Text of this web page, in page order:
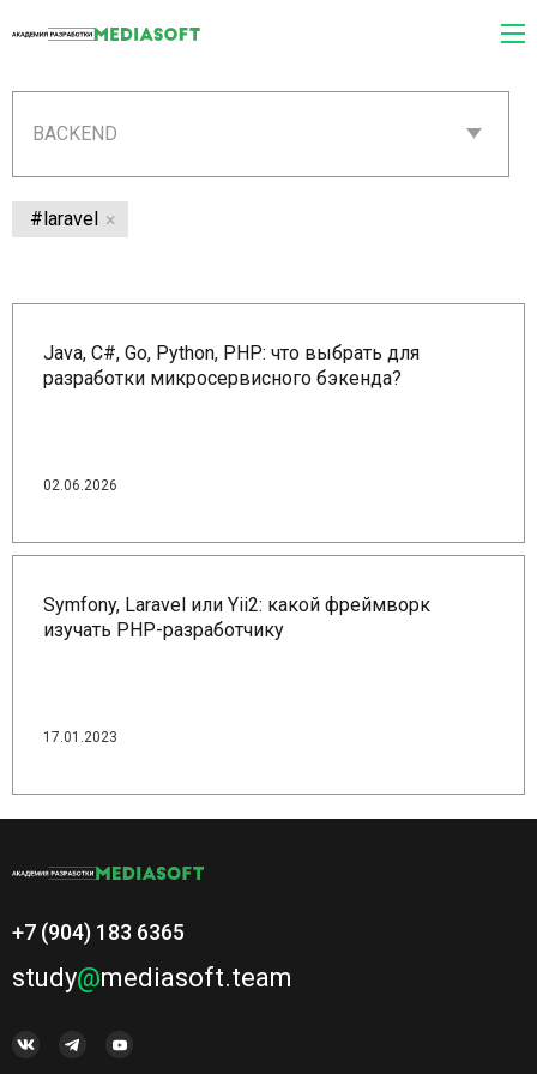
BACKEND
#laravel
Java, C#, Go, Python, PHP: что выбрать для
разработки микросервисного бэкенда?
02.06.2026
Symfony, Laravel или Yii2: какой фреймворк
изучать PHP-разработчику
17.01.2023
+7 (904) 183 6365
study@mediasoft.team